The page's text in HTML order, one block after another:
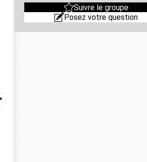
Suivre le groupe
Posez votre question